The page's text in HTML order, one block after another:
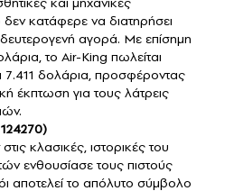
κατάφερε να διατηρήσει
αγορά. Με επίσημη
το Air-King πωλείται
δολάρια, προσφέροντας
έκπτωση για τους λάτρεις
κλασικές, ιστορικές του
ενθουσίασε τους πιστούς
αποτελεί το απόλυτο σύμβολο